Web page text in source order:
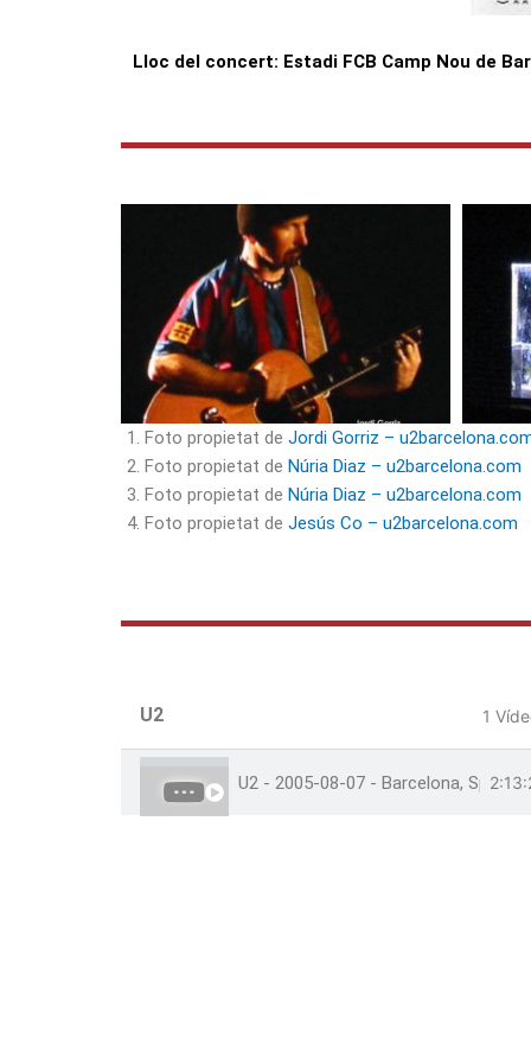
Lloc del concert: Estadi FCB Camp Nou de
Foto propietat de Jordi Gorriz –
Foto propietat de Núria Diaz – u2barcelona.com
Foto propietat de Núria Diaz – u2barcelona.com
Foto propietat de Jesús Co – u2barcelona.com
U2 1
U2 - 2005-08-07 - Barcelona, Spain -